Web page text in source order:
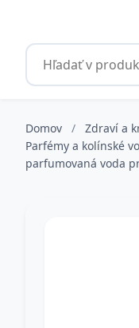
Domov /
Zdraví a
Parfémy a kolínské
parfumovaná voda